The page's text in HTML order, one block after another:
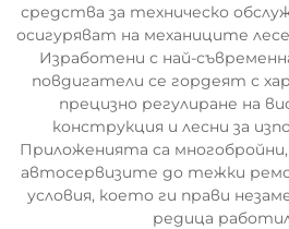
средства за техническо
осигуряват на механиците
Изработени с най-
повдигатели се гордеят с
прецизно регулиране на
конструкция и лесни за
Приложенията са
автосервизите до тежки
условия, което ги прави
редица